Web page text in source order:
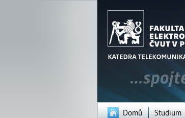
Domů Studium